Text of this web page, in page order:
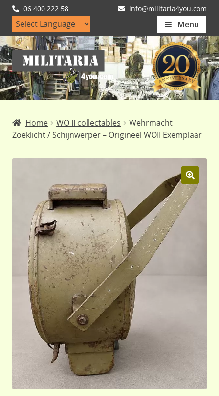
06 400 222 58 info@militaria4you.com
Menu
Home
Artikelen
Nieuws
Klantfotos
Ga
door
naar
navigatie
Ga
naar
de
inhoud
Home WO II collectables
Wehrmacht
Zoeklicht / Schijnwerper – Origineel WOII Exemplaar
🔍